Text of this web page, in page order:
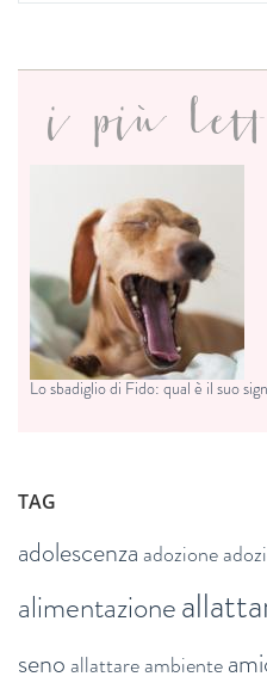
i più
Lo sbadiglio di Fido: qual è il suo
TAG
adolescenza adozione
alimentazione
seno allattareambiente